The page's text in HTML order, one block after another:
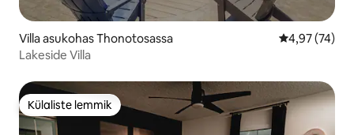
Villa asukohas Thonotosassa Keskmine
4,97 (74)
Lakeside Villa
Külaliste lemmik
Külaliste lemmik